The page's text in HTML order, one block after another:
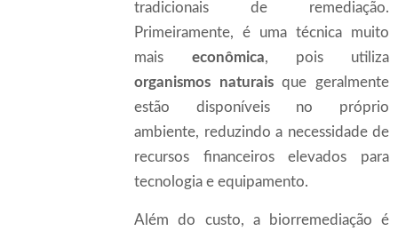
tradicionais de remediação.
Primeiramente, é uma técnica muito
mais econômica, pois utiliza
organismos naturaisque geralmente
estão disponíveis no próprio
ambiente, reduzindo a necessidade de
recursos financeiros elevados para
tecnologia e equipamento.
Além do custo, a biorremediação é